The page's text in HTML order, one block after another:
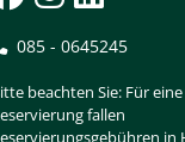
085 - 0645245
beachten Sie: Für
fallen
in